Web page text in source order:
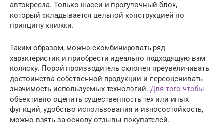
автокресла. Только шасси и прогулочный блок,
который складывается цельной конструкцией по
принципу книжки.
Таким образом, можно скомбинировать ряд
характеристик и приобрести идеально подходящую вам
коляску. Порой производитель склонен преувеличивать
достоинства собственной продукции и переоценивать
значимость используемых технологий. Для того чтобы
объективно оценить существенность тех или иных
функций, удобство использования и износостойкость,
можно взять за основу отзывы покупателей.